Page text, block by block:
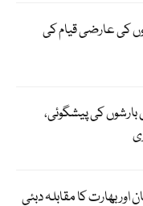
کی عارضی قیام کی
کی پیشگوئی،
2026، پاکستان اور بھارت کا مقابلہ دبئی